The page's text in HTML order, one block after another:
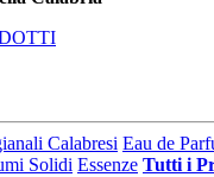
Calabresi Eau de
Solidi Essenze Tutti i